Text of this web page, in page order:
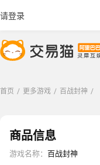
请登录
首页 / 更多游戏 / 百战封神 /
商品信息
游戏名称： 百战封神